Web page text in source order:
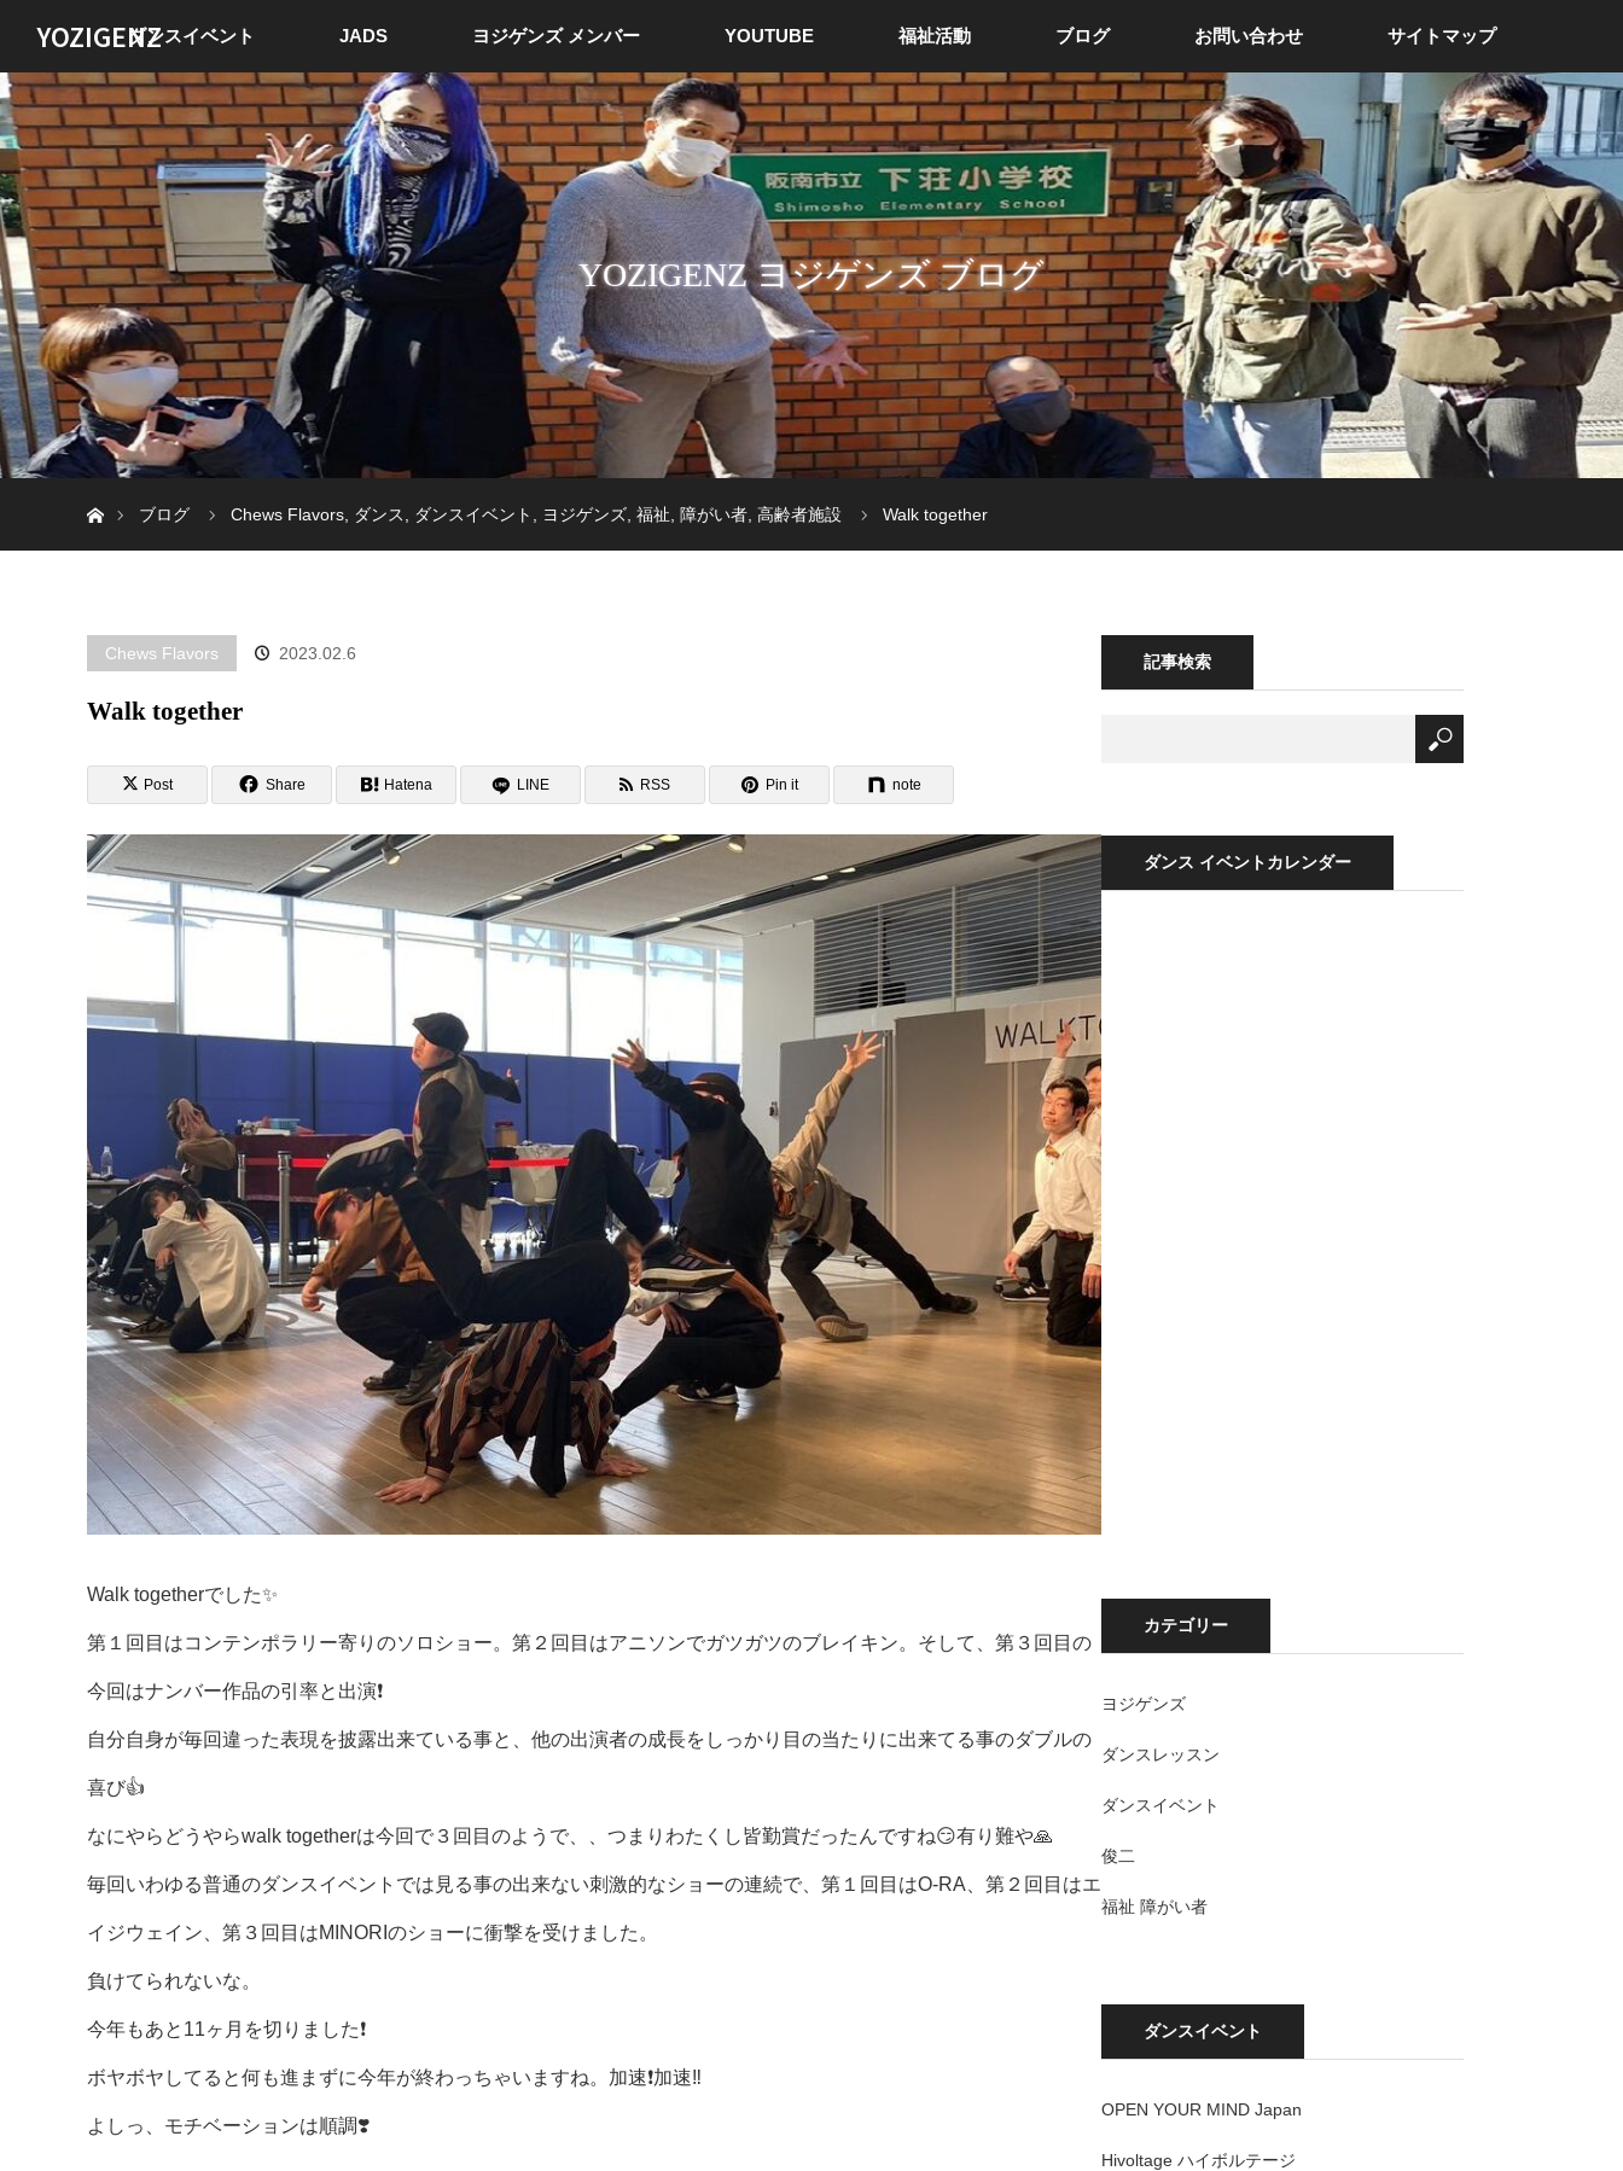
YOZIGENZダンスイベント JADS ヨジゲンズ メンバー YOUTUBE 福祉活動 ブログ お問い合わせ サイトマップ
YOZIGENZ ヨジゲンズ ブログ
ブログ
Chews Flavors ダンス ダンスイベント ヨジゲンズ 福祉 障がい者 高齢者施設 Walk together
Chews Flavors 2023.02.6
Walk together
Post Share Hatena LINE RSS Pin it note
Walk togetherでした✨
第１回目はコンテンポラリー寄りのソロショー。第２回目はアニソンでガツガツのブレイキン。そして、第３回目の
今回はナンバー作品の引率と出演❗️
自分自身が毎回違った表現を披露出来ている事と、他の出演者の成長をしっかり目の当たりに出来てる事のダブルの
喜び👍
なにやらどうやらwalk togetherは今回で３回目のようで、、つまりわたくし皆勤賞だったんですね😏有り難や🙏
毎回いわゆる普通のダンスイベントでは見る事の出来ない刺激的なショーの連続で、第１回目はO-RA、第２回目はエ
イジウェイン、第３回目はMINORIのショーに衝撃を受けました。
負けてられないな。
今年もあと11ヶ月を切りました❗️
ボヤボヤしてると何も進まずに今年が終わっちゃいますね。加速❗️加速‼️
よしっ、モチベーションは順調❣️
記事検索
ダンス イベントカレンダー
カテゴリー
ヨジゲンズ
ダンスレッスン
ダンスイベント
俊二
福祉 障がい者
ダンスイベント
OPEN YOUR MIND Japan
Hivoltage ハイボルテージ